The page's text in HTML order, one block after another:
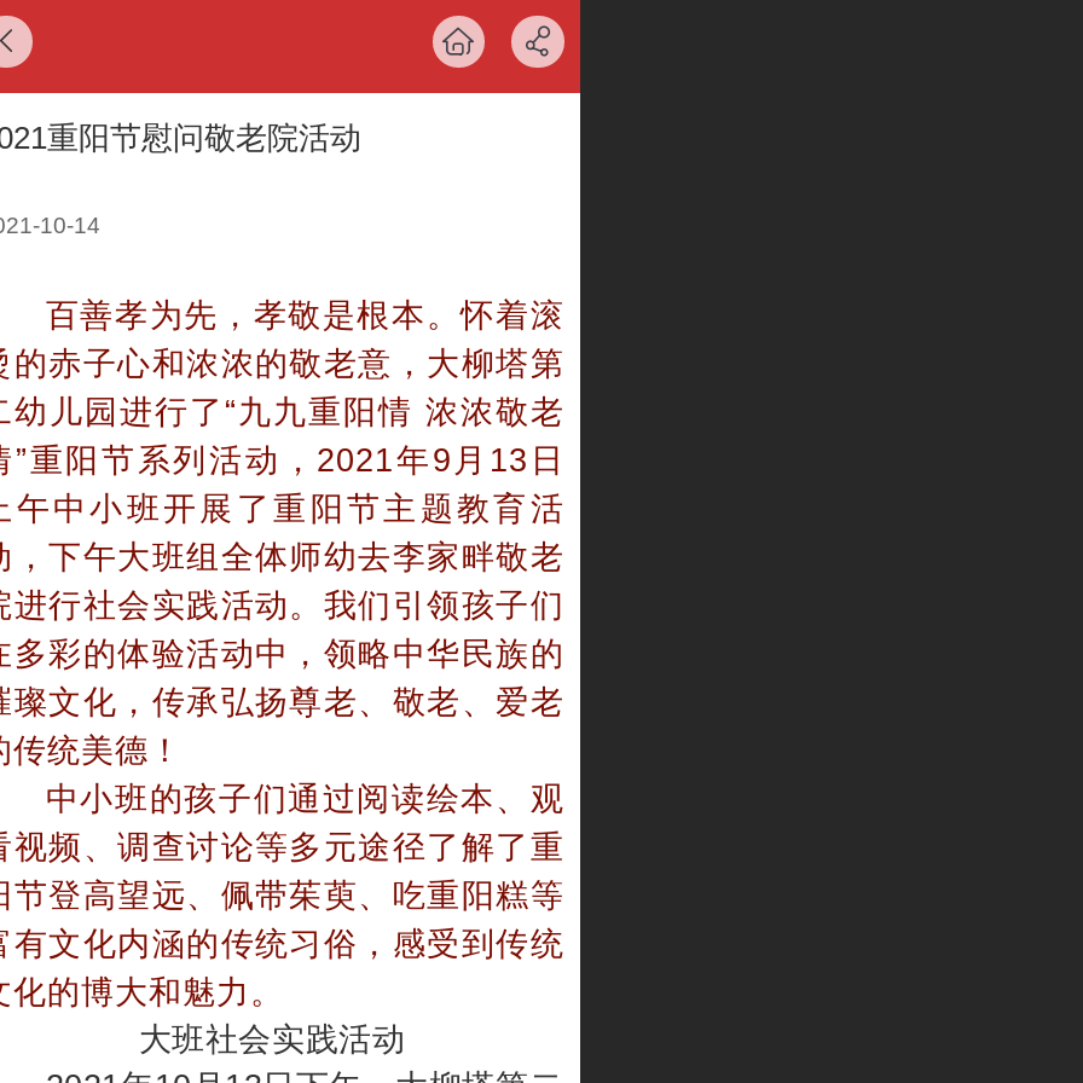
重阳节慰问敬老院活动
10-14
百善孝为先，孝敬是根本。怀着滚
的赤子心和浓浓的敬老意，大柳塔第
幼儿园进行了“九九重阳情 浓浓敬老
”重阳节系列活动，2021年9月13日
午中小班开展了重阳节主题教育活
，下午大班组全体师幼去李家畔敬老
进行社会实践活动。我们引领孩子们
多彩的体验活动中 ，领略中华民族的
璨文化，传承弘扬尊老、敬老、爱老
传统美德！
中小班的孩子们通过阅读绘本、观
视频、调查讨论等多元途径了解了重
节登高望远、佩带茱萸、吃重阳糕等
有文化内涵的传统习俗，感受到传统
化的博大和魅力。
大班社会实践活动